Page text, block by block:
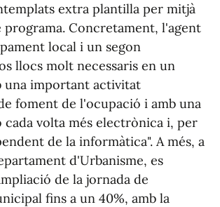
extra plantilla per mitjà
Concretament, l'agent
local i un segon
llocs molt necessaris en un
una important activitat
foment de l'ocupació i amb una
volta més electrònica i, per
de la informàtica". A més, a
d'Urbanisme, es
de la jornada de
fins a un 40%, amb la